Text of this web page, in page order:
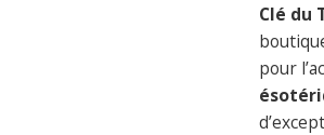
Clé du
pour